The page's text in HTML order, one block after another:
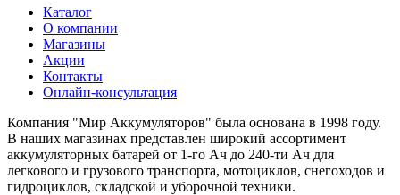
Каталог
О компании
Магазины
Акции
Контакты
Онлайн-консультация
Компания "Мир Аккумуляторов" была основана в 1998 году.
В наших магазинах представлен широкий ассортимент
аккумуляторных батарей от 1-го Ач до 240-ти Ач для
легкового и грузового транспорта, мотоциклов, снегоходов и
гидроциклов, складской и уборочной техники.